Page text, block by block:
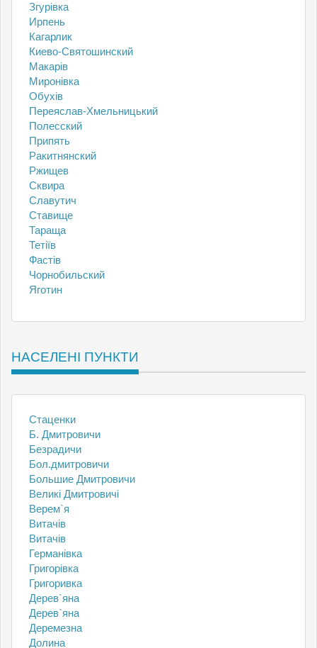
Згурівка
Ирпень
Кагарлик
Киево-Святошинский
Макарів
Миронівка
Обухів
Переяслав-Хмельницький
Полесский
Припять
Ракитнянский
Ржищев
Сквира
Славутич
Ставище
Тараща
Тетіїв
Фастів
Чорнобильский
Яготин
НАСЕЛЕНІ ПУНКТИ
Cтаценки
Б. Дмитровичи
Безрадичи
Бол.дмитровичи
Большие Дмитровичи
Великі Дмитровичі
Верем`я
Витачів
Витачів
Германівка
Григорівка
Григоривка
Дерев`яна
Дерев`яна
Деремезна
Долина